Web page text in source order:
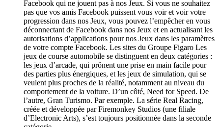
Facebook qui ne jouent pas à nos Jeux. Si vous ne souhaitez
pas que vos amis Facebook puissent vous voir et voir votre
progression dans nos Jeux, vous pouvez l’empêcher en vous
déconnectant de Facebook dans nos Jeux et en actualisant les
autorisations d’applications pour nos Jeux dans les paramètres
de votre compte Facebook. Les sites du Groupe Figaro Les
jeux de course automobile se distinguent en deux catégories :
les jeux d’arcade, qui prônent une prise en main facile pour
des parties plus énergiques, et les jeux de simulation, qui se
veulent plus proches de la réalité, notamment au niveau du
comportement de la voiture. D’un côté, Need for Speed. De
l’autre, Gran Turismo. Par exemple. La série Real Racing,
créée et développée par Firemonkey Studios (une filiale
d’Electronic Arts), s’est toujours positionnée dans la seconde